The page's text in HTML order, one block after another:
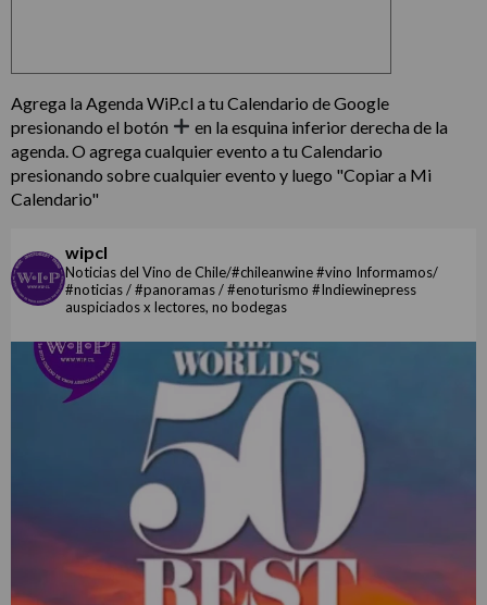
Agrega la Agenda WiP.cl a tu Calendario de Google
presionando el botón
en la esquina inferior derecha de la
agenda. O agrega cualquier evento a tu Calendario
presionando sobre cualquier evento y luego "Copiar a Mi
Calendario"
wipcl
Noticias del Vino de Chile/#chileanwine #vino Informamos/
#noticias / #panoramas / #enoturismo #Indiewinepress
auspiciados x lectores, no bodegas